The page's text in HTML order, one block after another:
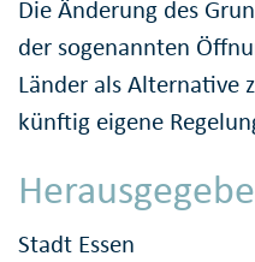
Die Änderung des
der sogenannten
Länder als Alternative
künftig eigene
Stadt Essen